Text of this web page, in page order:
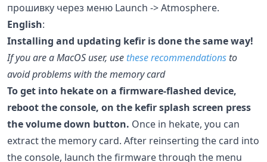
прошивку через меню Launch -> Atmosphere.
English:
Installing and updating kefir is done the same way!
If you are a MacOS user, use these recommendations to
avoid problems with the memory card
To get into hekate on a firmware-flashed device,
reboot the console, on the kefir splash screen press
the volume down button. Once in hekate, you can
extract the memory card. After reinserting the card into
the console, launch the firmware through the menu